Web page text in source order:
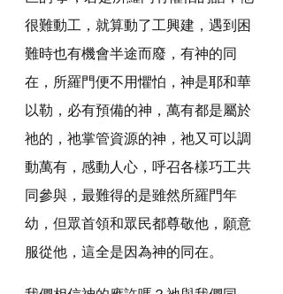
很難動工，就算動了工興建，遇到困
難時也有機會半途而廢，有神的同
在，所羅門便不用懼怕，神是耶和華
以勒，必有預備的神，萬有都是屬於
祂的，祂掌管資源的神，祂又可以調
動萬有，感動人心，呼召各樣巧工共
同參與，最難得的是雖然所羅門年
幼，但眾首領和眾民都尊敬他，願意
服從他，這全是因為神的同在。